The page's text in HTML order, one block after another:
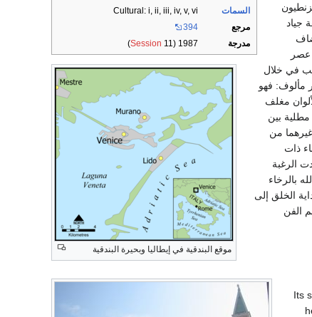
السمات
Cultural: i, ii, iii, iv, v, vi
مرجع
394
مدرجة
1987 (11
Session
)
موقع البندقية في إيطاليا وبحيرة البندقية
جياد
وأضاف
عصر
في خلال
مألوف: فهو
مغلف
بين
من
والميناء ذات
ومقاماً خلف المذبح الرئيسي منذ عام 1105. وقد عدت الرغبة
بالرخاء
الخلق إلى
الفن
).